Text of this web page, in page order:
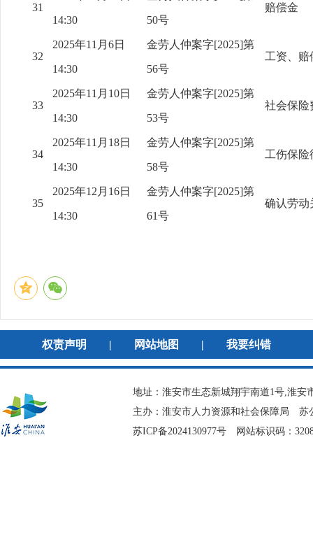
31
14:30 50号
赔偿金
32
2025年11月6日
14:30
金劳人仲案字[2025]第
56号
工资、赔
33
2025年11月10日
14:30
金劳人仲案字[2025]第
53号
社会保险
34
2025年11月18日
14:30
金劳人仲案字[2025]第
58号
工伤保险
35
2025年12月16日
14:30
金劳人仲案字[2025]第
61号
确认劳动
权责声明 | 网站地图 | 我要纠错
地址：淮安市生态新城翔宇南道1号,淮
主办：淮安市人力资源和社会保障局 苏
苏ICP备2024130977号 网站标识码：